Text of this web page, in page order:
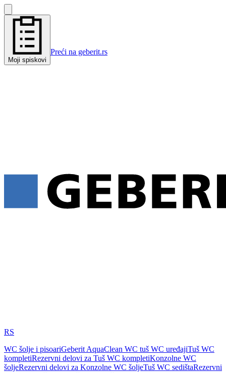
Moji spiskovi
Preći na geberit.rs
RS
WC šolje i pisoariGeberit AquaClean WC tuš WC uređajiTuš WC
kompletiRezervni delovi za Tuš WC kompletiKonzolne WC
šoljeRezervni delovi za Konzolne WC šoljeTuš WC sedištaRezervni